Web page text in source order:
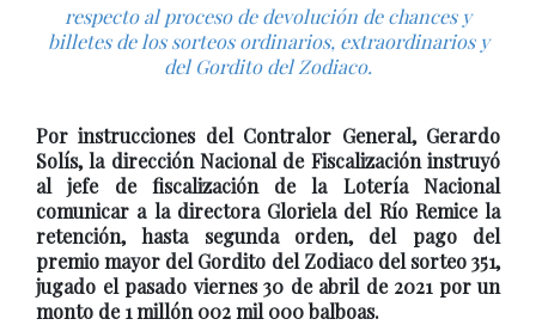
respecto al proceso de devolución de chances y
billetes de los sorteos ordinarios, extraordinarios y
del Gordito del Zodiaco.
Por instrucciones del Contralor General, Gerardo
Solís, la dirección Nacional de Fiscalización instruyó
al jefe de fiscalización de la Lotería Nacional
comunicar a la directora Gloriela del Río Remice la
retención, hasta segunda orden, del pago del
premio mayor del Gordito del Zodiaco del sorteo 351,
jugado el pasado viernes 30 de abril de 2021 por un
monto de 1 millón 002 mil 000 balboas.